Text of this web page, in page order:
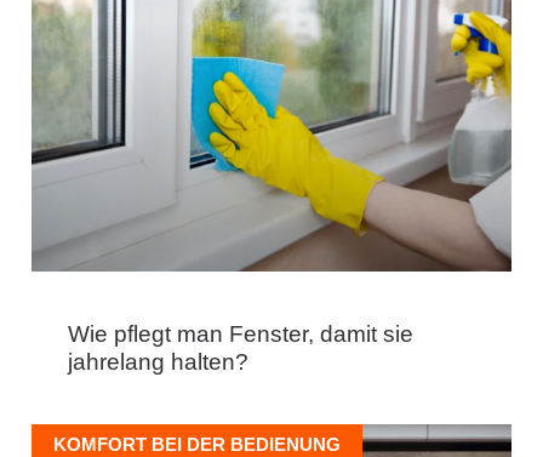
Wie pflegt man Fenster, damit sie
jahrelang halten?
KOMFORT BEI DER BEDIENUNG